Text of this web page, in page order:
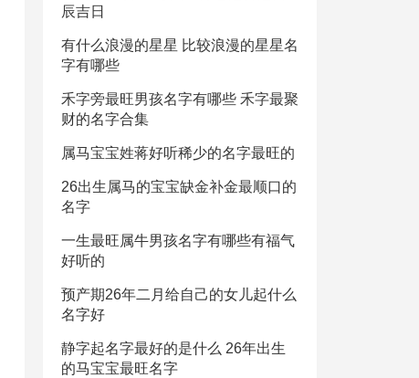
辰吉日
有什么浪漫的星星 比较浪漫的星星名
字有哪些
禾字旁最旺男孩名字有哪些 禾字最聚
财的名字合集
属马宝宝姓蒋好听稀少的名字最旺的
26出生属马的宝宝缺金补金最顺口的
名字
一生最旺属牛男孩名字有哪些有福气
好听的
预产期26年二月给自己的女儿起什么
名字好
静字起名字最好的是什么 26年出生
的马宝宝最旺名字